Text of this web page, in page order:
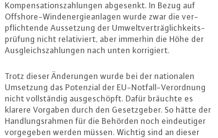
Kom­pen­sa­ti­ons­zah­lun­gen abgesenkt. In Bezug auf
Off­shore-Wind­ener­gie­an­la­gen wurde zwar die ver­
pflich­ten­de Aus­set­zung der Um­welt­ver­träg­lich­keits­
prü­fung nicht re­la­ti­viert, aber immerhin die Höhe der
Aus­gleichs­zah­lun­gen nach unten kor­ri­giert.
Trotz dieser Än­de­run­gen wurde bei der na­tio­na­len
Umsetzung das Potenzial der EU-Not­fall-Ver­ord­nung
nicht voll­stän­dig aus­ge­schöpft. Dafür bräuchte es
klarere Vorgaben durch den Ge­setz­ge­ber. So hätte der
Hand­lungs­rah­men für die Behörden noch ein­deu­ti­ger
vor­ge­ge­ben werden müssen. Wichtig sind an dieser